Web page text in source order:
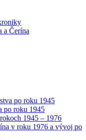
a Čerína
po roku 1945
po roku 1945
1945 – 1976
v roku 1976 a vývoj po